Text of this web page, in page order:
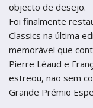
objecto de desejo.
Foi finalmente
Classics na última
memorável que
Pierre Léaud e
estreou, não sem
Grande Prémio